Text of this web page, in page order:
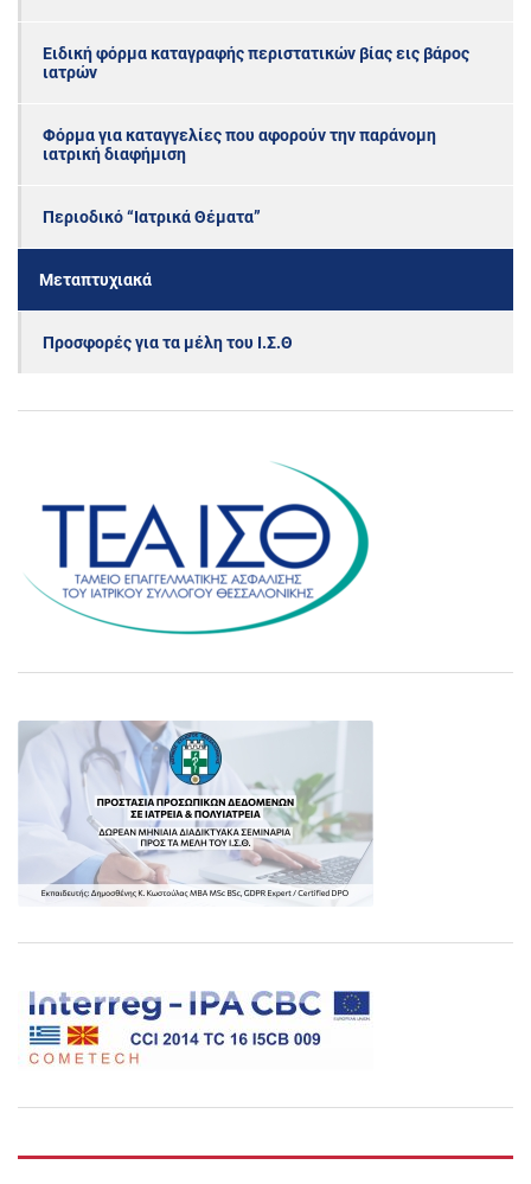
Ειδική φόρμα καταγραφής περιστατικών βίας εις βάρος
ιατρών
Φόρμα για καταγγελίες που αφορούν την παράνομη
ιατρική διαφήμιση
Περιοδικό “Ιατρικά Θέματα”
Μεταπτυχιακά
Προσφορές για τα μέλη του Ι.Σ.Θ